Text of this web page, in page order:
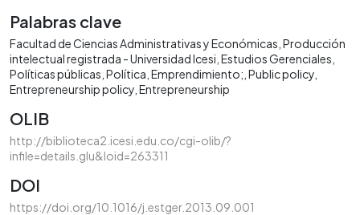
Palabras clave
Facultad de Ciencias Administrativas y Económicas Producción
intelectual registrada - Universidad Icesi Estudios Gerenciales
Políticas públicas Política Emprendimiento; Public policy
Entrepreneurship policy Entrepreneurship
OLIB
http://biblioteca2.icesi.edu.co/cgi-olib/?
infile=details.glu&loid=263311
DOI
https://doi.org/10.1016/j.estger.2013.09.001